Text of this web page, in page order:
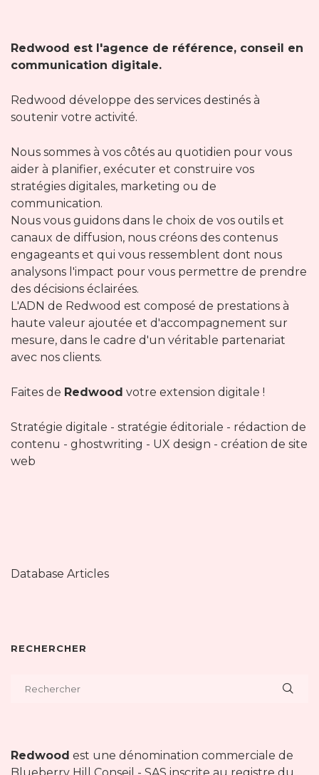
Redwood est l'agence de référence, conseil en
communication digitale.
Redwood développe des services destinés à
soutenir votre activité.
Nous sommes à vos côtés au quotidien pour vous
aider à planifier, exécuter et construire vos
stratégies digitales, marketing ou de
communication.
Nous vous guidons dans le choix de vos outils et
canaux de diffusion, nous créons des contenus
engageants et qui vous ressemblent dont nous
analysons l'impact pour vous permettre de prendre
des décisions éclairées.
L'ADN de Redwood est composé de prestations à
haute valeur ajoutée et d'accompagnement sur
mesure, dans le cadre d'un véritable partenariat
avec nos clients.
Faites de Redwood votre extension digitale !
Stratégie digitale - stratégie éditoriale - rédaction de
contenu - ghostwriting - UX design - création de site
web
Database Articles
RECHERCHER
Redwood est une dénomination commerciale de